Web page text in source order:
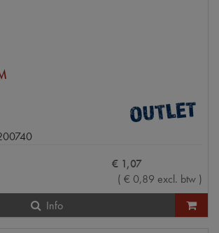
€ 1,07
( € 0,89 excl. btw )
Info